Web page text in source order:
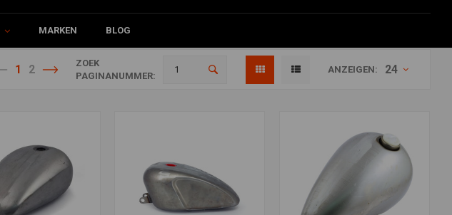
MARKEN BLOG
1 2
ZOEK
PAGINANUMMER:
ANZEIGEN: 24